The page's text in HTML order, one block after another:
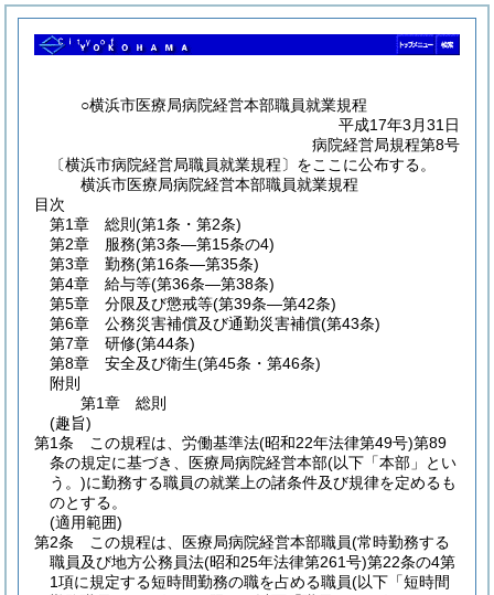
○横浜市医療局病院経営本部職員就業規程
平成17年3月31日
病院経営局規程第8号
〔横浜市病院経営局職員就業規程〕をここに公布する。
横浜市医療局病院経営本部職員就業規程
目次
第1章
総則 (第1条・第2条)
第2章
服務(第3条―第15条の4)
第3章
勤務(第16条―第35条)
第4章
給与等(第36条―第38条)
第5章
分限及び懲戒等(第39条―第42条)
第6章
公務災害補償及び通勤災害補償(第43条)
第7章
研修(第44条)
第8章
安全及び衛生(第45条・第46条)
附則
第1章
総則
(趣旨)
第1条
この規程は、労働基準法(昭和22年法律第49号)第89
条の規定に基づき、医療局病院経営本部(以下「本部」とい
う。)に勤務する職員の就業上の諸条件及び規律を定めるも
のとする。
(適用範囲)
第2条
この規程は、医療局病院経営本部職員(常時勤務する
職員及び地方公務員法(昭和25年法律第261号)第22条の4第
1項に規定する短時間勤務の職を占める職員(以下「短時間